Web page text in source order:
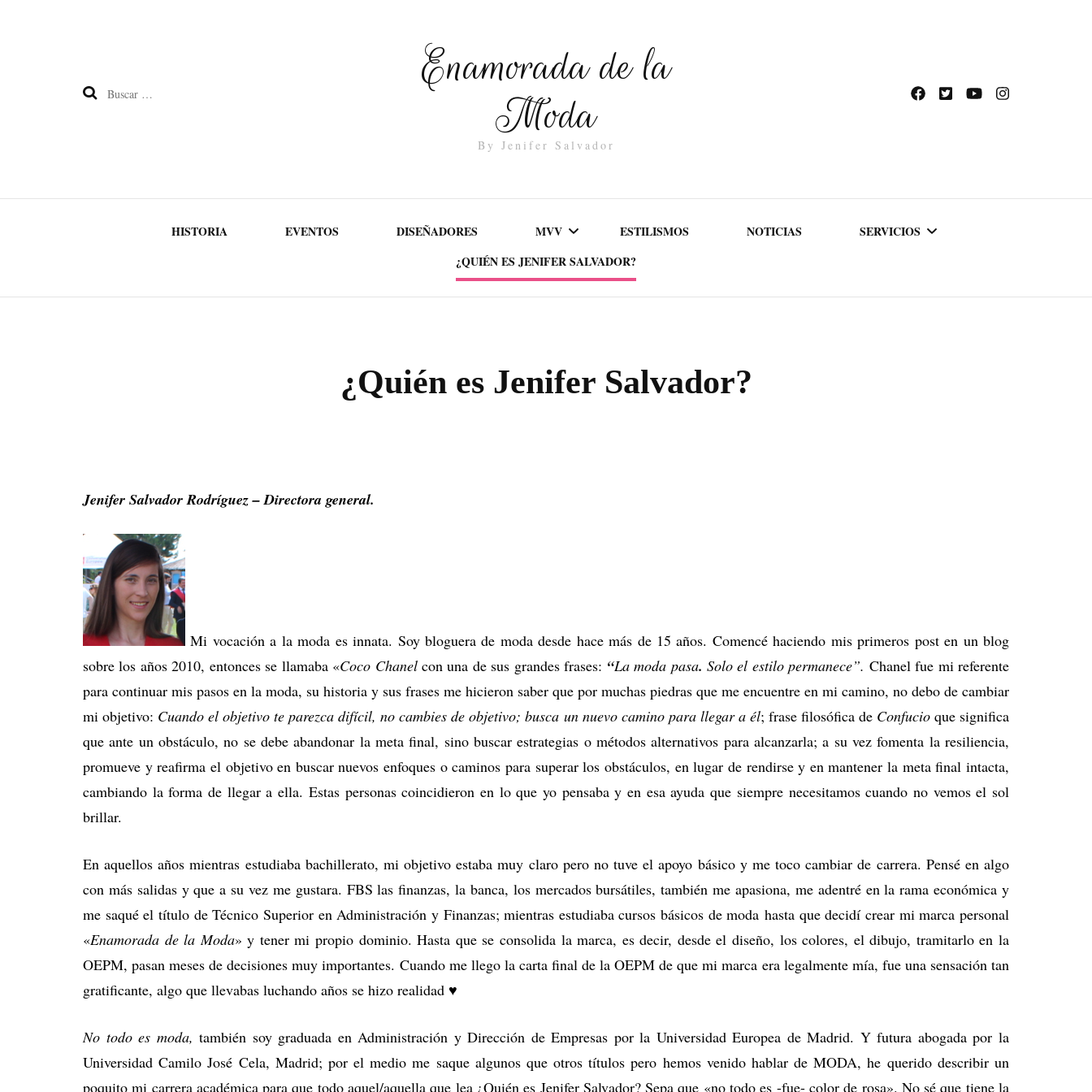
Buscar:
Enamorada de la
Moda
By Jenifer Salvador
HISTORIA EVENTOS DISEÑADORES MVV
VISIÓN
ESTILISMOS NOTICIAS SERVICIOS
¿QUIÉN ES JENIFER SALVADOR?
¿Quién es Jenifer Salvador?
Jenifer Salvador Rodríguez – Directora general.
Mi vocación a la moda es innata. Soy bloguera de moda desde hace más de 15 años. Comencé haciendo mis primeros post en un blog
sobre los años 2010, entonces se llamaba «Coco Chanel con una de sus grandes frases: “La moda pasa. Solo el estilo permanece”. Chanel fue mi referente
para continuar mis pasos en la moda, su historia y sus frases me hicieron saber que por muchas piedras que me encuentre en mi camino, no debo de cambiar
mi objetivo: Cuando el objetivo te parezca difícil, no cambies de objetivo; busca un nuevo camino para llegar a él; frase filosófica de Confucioque significa
que ante un obstáculo, no se debe abandonar la meta final, sino buscar estrategias o métodos alternativos para alcanzarla; a su vez fomenta la resiliencia,
promueve y reafirma el objetivo en buscar nuevos enfoques o caminos para superar los obstáculos, en lugar de rendirse y en mantener la meta final intacta,
cambiando la forma de llegar a ella. Estas personas coincidieron en lo que yo pensaba y en esa ayuda que siempre necesitamos cuando no vemos el sol
brillar.
En aquellos años mientras estudiaba bachillerato, mi objetivo estaba muy claro pero no tuve el apoyo básico y me toco cambiar de carrera. Pensé en algo
con más salidas y que a su vez me gustara. FBS las finanzas, la banca, los mercados bursátiles, también me apasiona, me adentré en la rama económica y
me saqué el título de Técnico Superior en Administración y Finanzas; mientras estudiaba cursos básicos de moda hasta que decidí crear mi marca personal
«Enamorada de la Moda» y tener mi propio dominio. Hasta que se consolida la marca, es decir, desde el diseño, los colores, el dibujo, tramitarlo en la
OEPM, pasan meses de decisiones muy importantes. Cuando me llego la carta final de la OEPM de que mi marca era legalmente mía, fue una sensación tan
gratificante, algo que llevabas luchando años se hizo realidad ♥
No todo es moda, también soy graduada en Administración y Dirección de Empresas por la Universidad Europea de Madrid. Y futura abogada por la
Universidad Camilo José Cela, Madrid; por el medio me saque algunos que otros títulos pero hemos venido hablar de MODA, he querido describir un
poquito mi carrera académica para que todo aquel/aquella que lea ¿Quién es Jenifer Salvador? Sepa que «no todo es -fue- color de rosa». No sé que tiene la